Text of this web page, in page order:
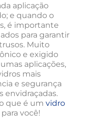
aplicação
e quando o
é importante
para garantir
Muito
e exigido
aplicações,
mais
e segurança
envidraçadas.
que é um vidro
você!